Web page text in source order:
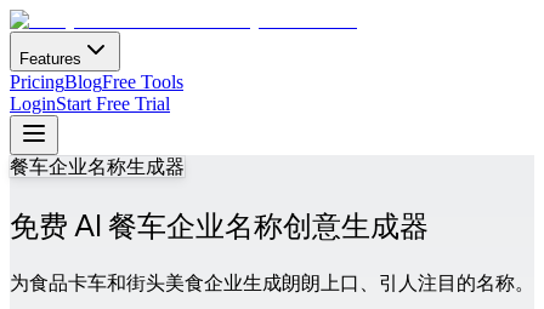
Features
PricingBlogFree Tools
LoginStart Free Trial
餐车企业名称生成器
免费 AI 餐车企业名称创意生成器
为食品卡车和街头美食企业生成朗朗上口、引人注目的名称。